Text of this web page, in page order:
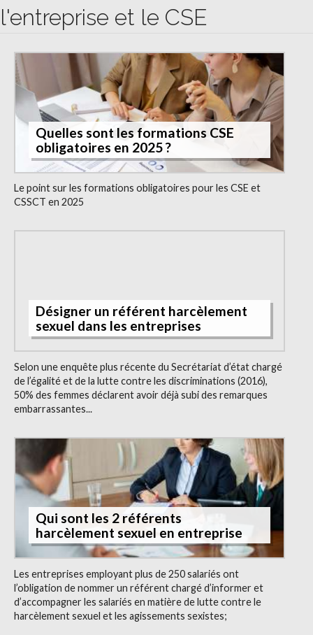
l'entreprise et le CSE
Quelles sont les formations CSE
obligatoires en 2025 ?
Le point sur les formations obligatoires pour les CSE et
CSSCT en 2025
Désigner un référent harcèlement
sexuel dans les entreprises
Selon une enquête plus récente du Secrétariat d’état chargé
de l’égalité et de la lutte contre les discriminations (2016),
50% des femmes déclarent avoir déjà subi des remarques
embarrassantes...
Qui sont les 2 référents
harcèlement sexuel en entreprise
Les entreprises employant plus de 250 salariés ont
l’obligation de nommer un référent chargé d’informer et
d’accompagner les salariés en matière de lutte contre le
harcèlement sexuel et les agissements sexistes;